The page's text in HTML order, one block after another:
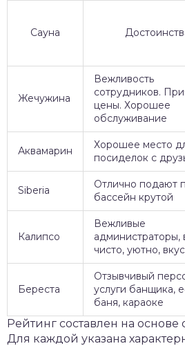
Сауна
Жечужина
Вежливость
сотрудников.
цены. Хорошее
обслуживание
Аквамарин
Хорошее место
посиделок с
Siberia
Отлично подают
бассейн крутой
Калипсо
Вежливые
администраторы,
чисто, уютно,
Береста
Отзывчивый
услуги банщика,
баня, караоке
Рейтинг составлен на основе
Для каждой указана